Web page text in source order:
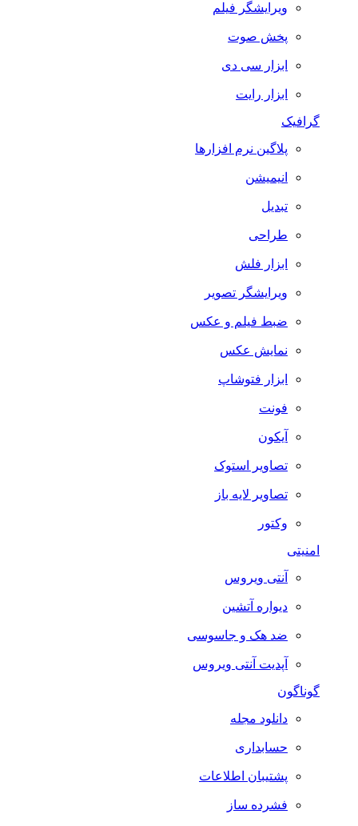
ویرایشگر فیلم
پخش صوت
ابزار سی دی
ابزار رایت
گرافیک
پلاگین نرم افزارها
انیمیشن
تبدیل
طراحی
ابزار فلش
ویرایشگر تصویر
ضبط فيلم و عكس
نمایش عکس
ابزار فتوشاپ
فونت
آیکون
تصاویر استوک
تصاویر لایه باز
وکتور
آنتی ویروس
دیواره آتشین
ضد هک و جاسوسی
آپدیت آنتی ویروس
گوناگون
دانلود مجله
حسابداری
پشتیبان اطلاعات
فشرده ساز